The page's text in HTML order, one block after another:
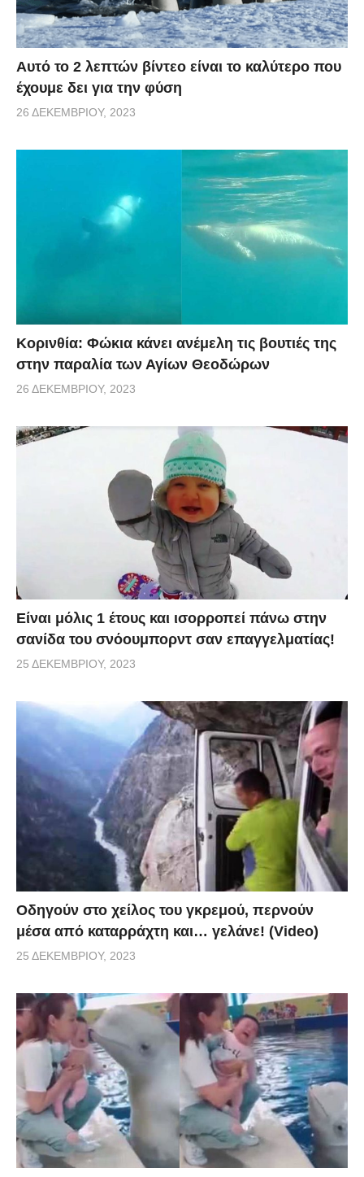
Αυτό το 2 λεπτών βίντεο είναι το καλύτερο που
έχουμε δει για την φύση
26 ΔΕΚΕΜΒΡΊΟΥ, 2023
Κορινθία: Φώκια κάνει ανέμελη τις βουτιές της
στην παραλία των Αγίων Θεοδώρων
26 ΔΕΚΕΜΒΡΊΟΥ, 2023
Είναι μόλις 1 έτους και ισορροπεί πάνω στην
σανίδα του σνόουμπορντ σαν επαγγελματίας!
25 ΔΕΚΕΜΒΡΊΟΥ, 2023
Οδηγούν στο χείλος του γκρεμού, περνούν
μέσα από καταρράχτη και… γελάνε! (Video)
25 ΔΕΚΕΜΒΡΊΟΥ, 2023